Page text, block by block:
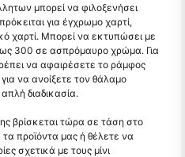
μπορεί να φιλοξενήσει
για έγχρωμο χαρτί,
χαρτί. Μπορεί να εκτυπώσει με
300 σε ασπρόμαυρο χρώμα. Για
να αφαιρέσετε το ράμφος
να ανοίξετε τον θάλαμο
διαδικασία.
βρίσκεται τώρα σε τάση στο
προϊόντα μας ή θέλετε να
σχετικά με τους μίνι